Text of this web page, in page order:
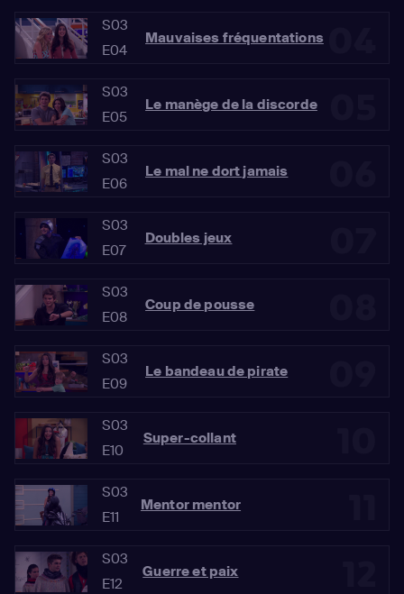
S03
E04
Mauvaises fréquentations
S03
E05
Le manège de la discorde
S03
E06
Le mal ne dort jamais
S03
E07
Doubles jeux
S03
E08
Coup de pousse
S03
E09
Le bandeau de pirate
S03
E10
Super-collant
S03
E11
Mentor mentor
S03
E12
Guerre et paix